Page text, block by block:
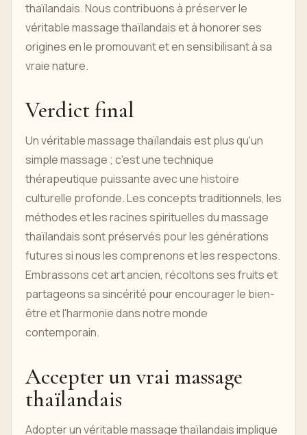
thaïlandais. Nous contribuons à préserver le
véritable massage thaïlandais et à honorer ses
origines en le promouvant et en sensibilisant à sa
vraie nature.
Verdict final
Un véritable massage thaïlandais est plus qu'un
simple massage ; c'est une technique
thérapeutique puissante avec une histoire
culturelle profonde. Les concepts traditionnels, les
méthodes et les racines spirituelles du massage
thaïlandais sont préservés pour les générations
futures si nous les comprenons et les respectons.
Embrassons cet art ancien, récoltons ses fruits et
partageons sa sincérité pour encourager le bien-
être et l'harmonie dans notre monde
contemporain.
Accepter un vrai massage
thaïlandais
Adopter un véritable massage thaïlandais implique